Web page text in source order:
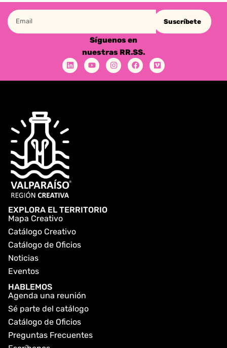
Suscríbete
Síguenos en
nuestras RR.SS.
EXPLORA EL TERRITORIO
Mapa Creativo
Catálogo Creativo
Catálogo de Oficios
Noticias
Eventos
HABLEMOS
Agenda una reunión
Sé parte del catálogo
Catálogo de Oficios
Preguntas Frecuentes